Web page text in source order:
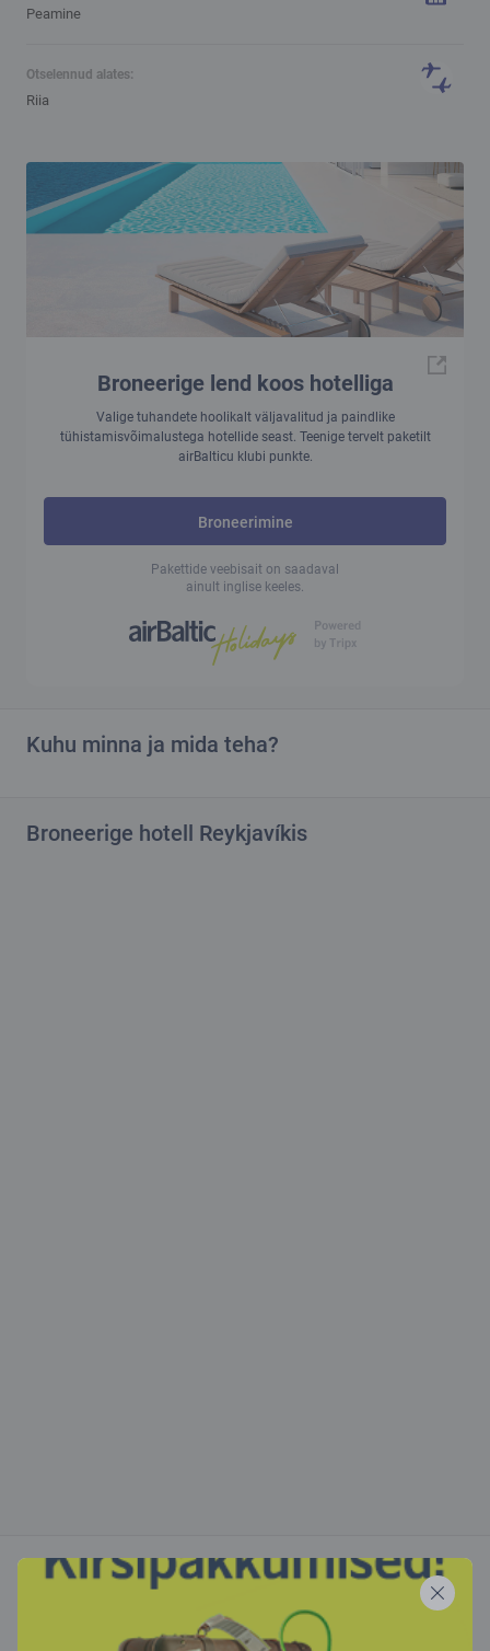
Peamine
Otselennud alates:
Riia
Broneerige lend koos hotelliga
Valige tuhandete hoolikalt väljavalitud ja paindlike
tühistamisvõimalustega hotellide seast. Teenige tervelt paketilt
airBalticu klubi punkte.
Broneerimine
Pakettide veebisait on saadaval
ainult inglise keeles.
Kuhu minna ja mida teha?
Broneerige hotell Reykjavíkis
Lugege lähemalt meie blogist